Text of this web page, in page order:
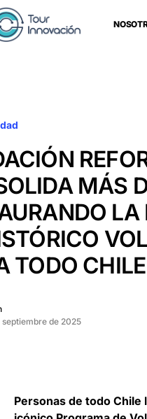
MÁS
TODO CHILE
septiembre de 2025
Personas de todo Chile